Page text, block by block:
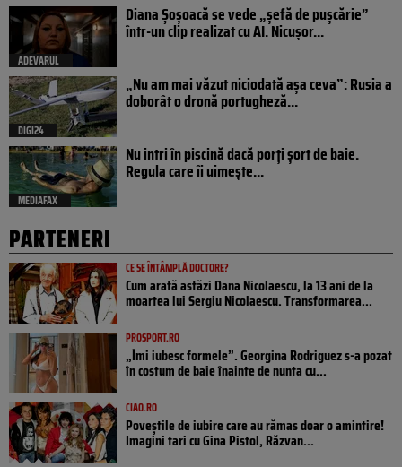
ADEVARUL
Diana Șoșoacă se vede „șefă de pușcărie”
într-un clip realizat cu AI. Nicușor...
DIGI24
„Nu am mai văzut niciodată așa ceva”: Rusia a
doborât o dronă portugheză...
MEDIAFAX
Nu intri în piscină dacă porți șort de baie.
Regula care îi uimește...
PARTENERI
CE SE ÎNTÂMPLĂ DOCTORE?
Cum arată astăzi Dana Nicolaescu, la 13 ani de la
moartea lui Sergiu Nicolaescu. Transformarea...
PROSPORT.RO
„Îmi iubesc formele”. Georgina Rodriguez s-a pozat
în costum de baie înainte de nunta cu...
CIAO.RO
Poveştile de iubire care au rămas doar o amintire!
Imagini tari cu Gina Pistol, Răzvan...